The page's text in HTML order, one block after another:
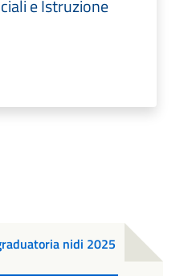
e Istruzione
nidi 2025